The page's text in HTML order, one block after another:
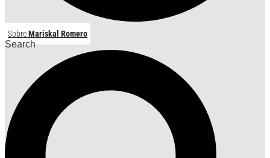
SobreMariskal Romero
Search